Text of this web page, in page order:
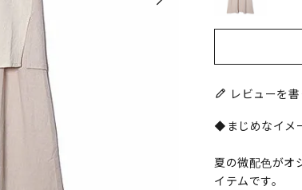
レビューを書
◆まじめなイメ
夏の微配色がオ
イテムです。